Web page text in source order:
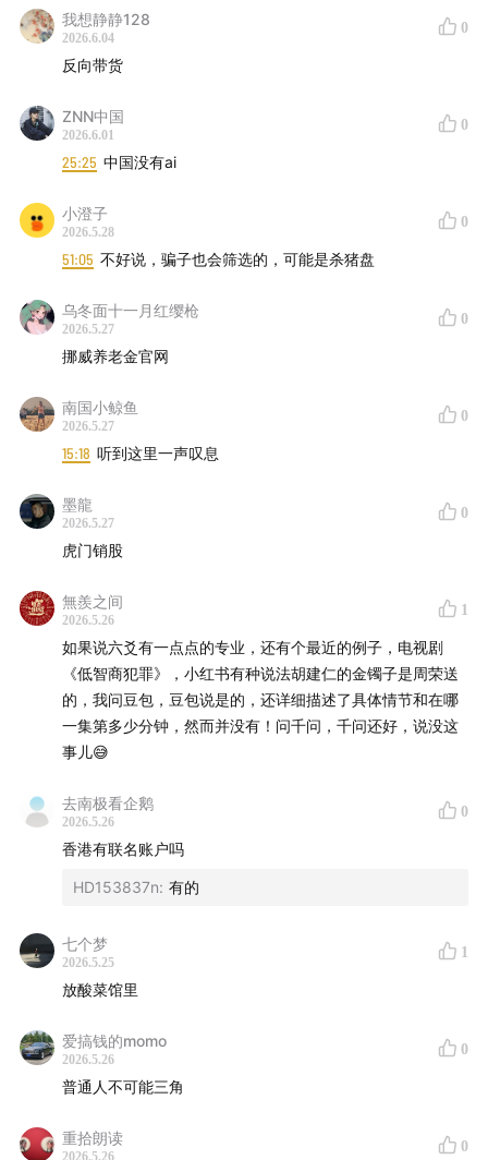
我想静静128
2026.6.04
0
反向带货
ZNN中国
2026.6.01
0
25:25 中国没有ai
小澄子
2026.5.28
0
51:05 不好说，骗子也会筛选的，可能是杀猪盘
乌冬面十一月红缨枪
2026.5.27
0
挪威养老金官网
南国小鲸鱼
2026.5.27
0
15:18 听到这里一声叹息
墨龍
2026.5.27
0
虎门销股
無羨之间
2026.5.26
1
如果说六爻有一点点的专业，还有个最近的例子，电视剧
《低智商犯罪》，小红书有种说法胡建仁的金镯子是周荣送
的，我问豆包，豆包说是的，还详细描述了具体情节和在哪
一集第多少分钟，然而并没有！问千问，千问还好，说没这
事儿😅
去南极看企鹅
2026.5.26
0
香港有联名账户吗
HD153837n: 有的
七个梦
2026.5.25
1
放酸菜馆里
爱搞钱的momo
2026.5.26
0
普通人不可能三角
重拾朗读
2026.5.26
0